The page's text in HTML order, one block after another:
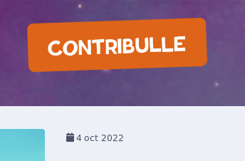
CONTRIBULLE
4oct 2022